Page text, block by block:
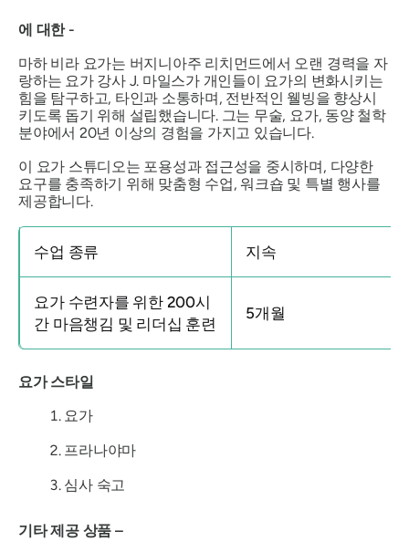
에 대한 -
마하 비라 요가는 버지니아주 리치먼드에서 오랜 경력을 자
랑하는 요가 강사 J. 마일스가 개인들이 요가의 변화시키는
힘을 탐구하고, 타인과 소통하며, 전반적인 웰빙을 향상시
키도록 돕기 위해 설립했습니다. 그는 무술, 요가, 동양 철학
분야에서 20년 이상의 경험을 가지고 있습니다.
이 요가 스튜디오는 포용성과 접근성을 중시하며, 다양한
요구를 충족하기 위해 맞춤형 수업, 워크숍 및 특별 행사를
제공합니다.
수업 종류 지속
요가 수련자를 위한 200시
간 마음챙김 및 리더십 훈련
5개월
요가 스타일
요가
프라나야마
심사 숙고
기타 제공 상품 –